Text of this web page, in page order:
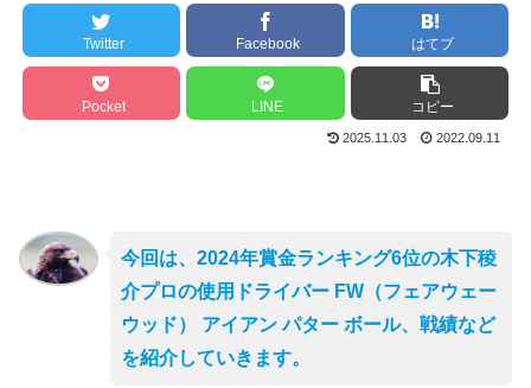
Twitter Facebook はてブ
Pocket LINE コピー
2025.11.03 2022.09.11
今回は、2024年賞金ランキング6位の木下稜
介プロの使用ドライバー FW（フェアウェー
ウッド） アイアン パター ボール、戦績など
を紹介していきます。